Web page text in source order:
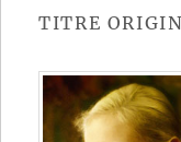
TITRE